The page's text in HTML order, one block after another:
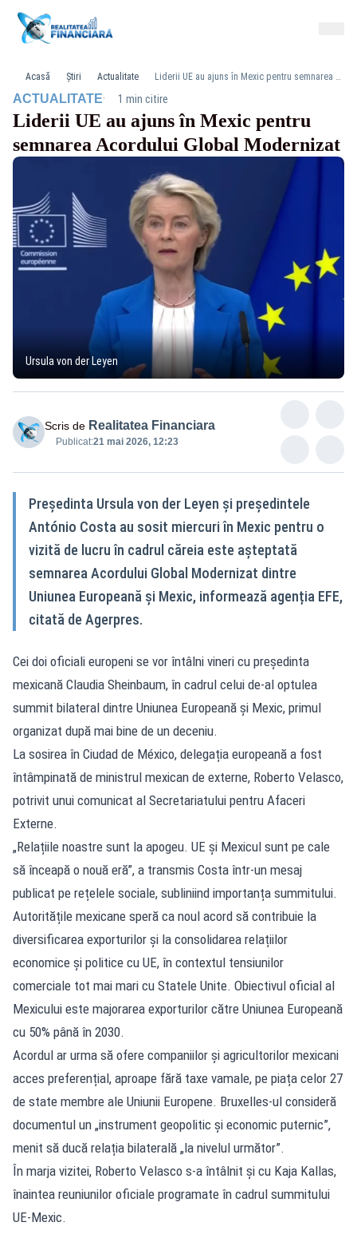
Acasă Știri Actualitate Liderii UE au ajuns în Mexic pentru semnarea Acordului Global Modernizat
ACTUALITATE· 1 min citire
Liderii UE au ajuns în Mexic pentru
semnarea Acordului Global Modernizat
Ursula von der Leyen
Scris de Realitatea Financiara
Publicat:21 mai 2026, 12:23
Președinta Ursula von der Leyen și președintele
António Costa au sosit miercuri în Mexic pentru o
vizită de lucru în cadrul căreia este așteptată
semnarea Acordului Global Modernizat dintre
Uniunea Europeană și Mexic, informează agenția EFE,
citată de Agerpres.
Cei doi oficiali europeni se vor întâlni vineri cu președinta
mexicană Claudia Sheinbaum, în cadrul celui de-al optulea
summit bilateral dintre Uniunea Europeană și Mexic, primul
organizat după mai bine de un deceniu.
La sosirea în Ciudad de México, delegația europeană a fost
întâmpinată de ministrul mexican de externe, Roberto Velasco,
potrivit unui comunicat al Secretariatului pentru Afaceri
Externe.
„Relațiile noastre sunt la apogeu. UE și Mexicul sunt pe cale
să înceapă o nouă eră”, a transmis Costa într-un mesaj
publicat pe rețelele sociale, subliniind importanța summitului.
Autoritățile mexicane speră ca noul acord să contribuie la
diversificarea exporturilor și la consolidarea relațiilor
economice și politice cu UE, în contextul tensiunilor
comerciale tot mai mari cu Statele Unite. Obiectivul oficial al
Mexicului este majorarea exporturilor către Uniunea Europeană
cu 50% până în 2030.
Acordul ar urma să ofere companiilor și agricultorilor mexicani
acces preferențial, aproape fără taxe vamale, pe piața celor 27
de state membre ale Uniunii Europene. Bruxelles-ul consideră
documentul un „instrument geopolitic și economic puternic”,
menit să ducă relația bilaterală „la nivelul următor”.
În marja vizitei, Roberto Velasco s-a întâlnit și cu Kaja Kallas,
înaintea reuniunilor oficiale programate în cadrul summitului
UE-Mexic.